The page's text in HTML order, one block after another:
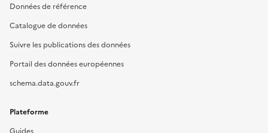
Données de référence
Catalogue de données
Suivre les publications des données
Portail des données européennes
schema.data.gouv.fr
Plateforme